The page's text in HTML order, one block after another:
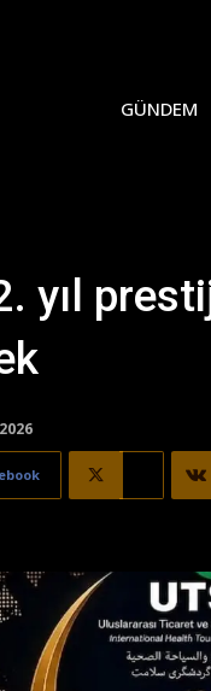
GÜNDEM
yıl